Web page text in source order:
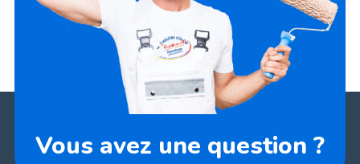
Vous avez une question ?